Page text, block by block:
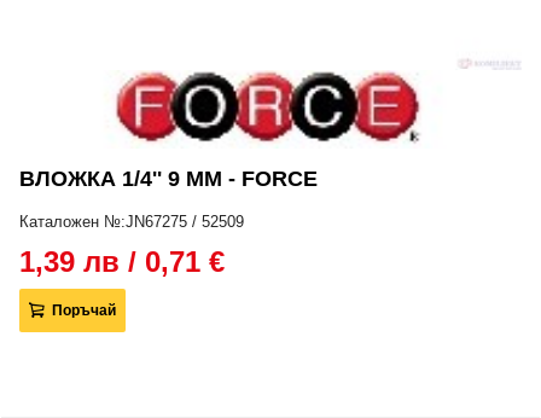
ВЛОЖКА 1/4'' 9 ММ - FORCE
Каталожен №:JN67275 / 52509
1,39 лв / 0,71 €
Поръчай